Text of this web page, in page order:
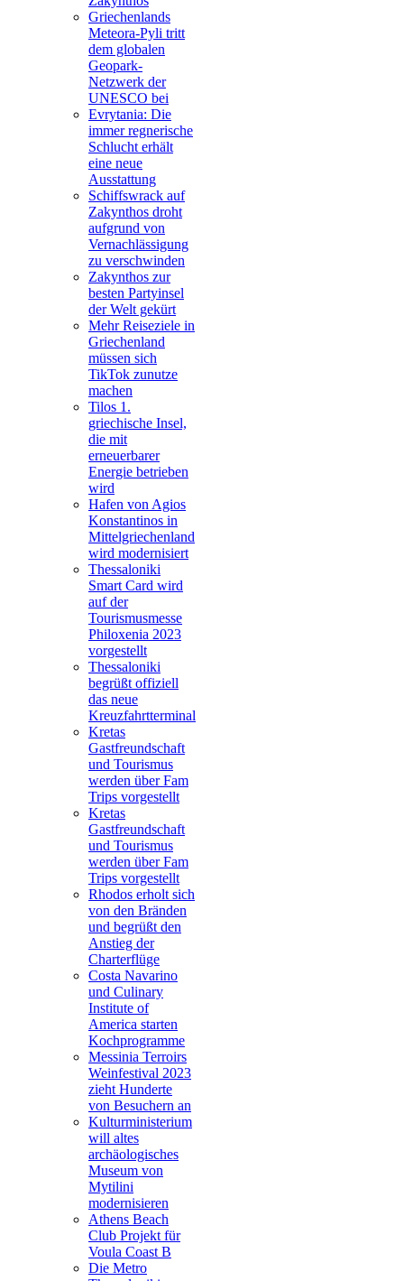
Griechenlands
Meteora-Pyli tritt
dem globalen
Geopark-
Netzwerk der
UNESCO bei
Evrytania: Die
immer regnerische
Schlucht erhält
eine neue
Ausstattung
Schiffswrack auf
Zakynthos droht
aufgrund von
Vernachlässigung
zu verschwinden
Zakynthos zur
besten Partyinsel
der Welt gekürt
Mehr Reiseziele in
Griechenland
müssen sich
TikTok zunutze
machen
Tilos 1.
griechische Insel,
die mit
erneuerbarer
Energie betrieben
wird
Hafen von Agios
Konstantinos in
Mittelgriechenland
wird modernisiert
Thessaloniki
Smart Card wird
auf der
Tourismusmesse
Philoxenia 2023
vorgestellt
Thessaloniki
begrüßt offiziell
das neue
Kreuzfahrtterminal
Kretas
Gastfreundschaft
und Tourismus
werden über Fam
Trips vorgestellt
Kretas
Gastfreundschaft
und Tourismus
werden über Fam
Trips vorgestellt
Rhodos erholt sich
von den Bränden
und begrüßt den
Anstieg der
Charterflüge
Costa Navarino
und Culinary
Institute of
America starten
Kochprogramme
Messinia Terroirs
Weinfestival 2023
zieht Hunderte
von Besuchern an
Kulturministerium
will altes
archäologisches
Museum von
Mytilini
modernisieren
Athens Beach
Club Projekt für
Voula Coast B
Die Metro